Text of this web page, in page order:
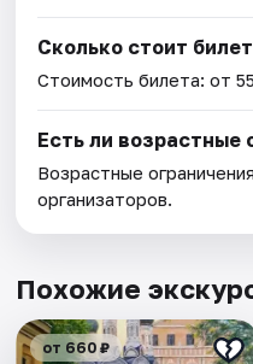
Сколько стоит
Стоимость билета: от
Есть ли возрастные
Возрастные
организаторов.
Похожие
от 660 ₽